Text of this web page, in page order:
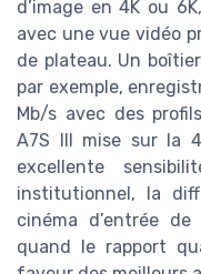
d’image en 4K ou
avec une vue vidéo
de plateau. Un
par exemple,
Mb/s avec des
A7S III mise sur la
excellente
institutionnel, la
cinéma d’entrée
quand le rapport